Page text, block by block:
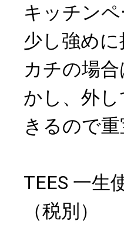
キッチン
少し強め
カチの場
かし、外
きるので重
TEES 一
（税別）